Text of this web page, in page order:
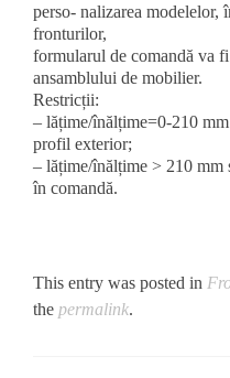
perso- nalizarea modelelor,
fronturilor,
formularul de comandă va
ansamblului de mobilier.
Restricții:
– lățime/înălțime=0-210
profil exterior;
– lățime/înălțime > 210 mm
în comandă.
This entry was posted in
the permalink.